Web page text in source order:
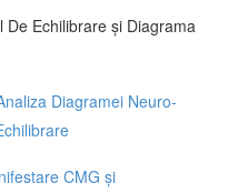
De Echilibrare și Diagrama
Diagramei Neuro-
CMG și